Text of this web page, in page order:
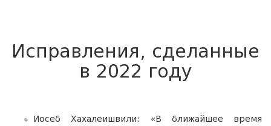
Исправления, сделанные
в 2022 году
Иосеб Хахалеишвили: «В ближайшее время